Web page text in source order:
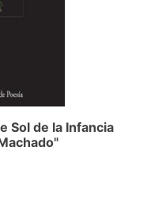
Sol de la Infancia